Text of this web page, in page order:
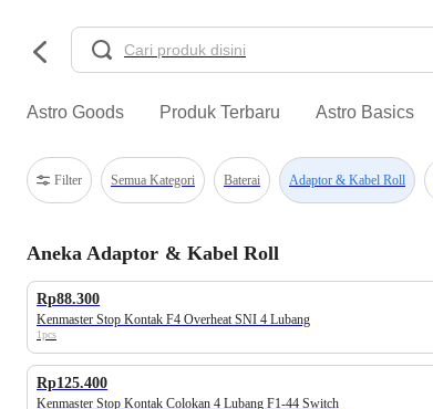
Astro Goods Produk Terbaru Astro Basics
Filter Semua Kategori Baterai Adaptor & Kabel Roll
Aneka Adaptor & Kabel Roll
Rp88.300
Kenmaster Stop Kontak F4 Overheat SNI 4 Lubang
1pcs
Rp125.400
Kenmaster Stop Kontak Colokan 4 Lubang F1-44 Switch